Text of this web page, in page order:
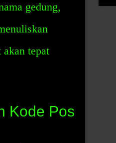
gedung,
tepat
Kode Pos